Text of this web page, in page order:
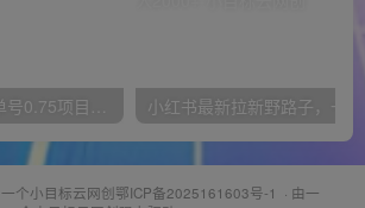
无限接码撸红包单号0.75项目无偿分享给你【揭秘】
一个小目标云网创鄂ICP备2025161603号-1 · 由一